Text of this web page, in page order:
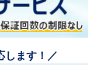
します！／